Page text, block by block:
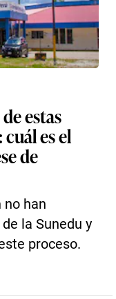
estas
es el
de
no han
la Sunedu y
proceso.